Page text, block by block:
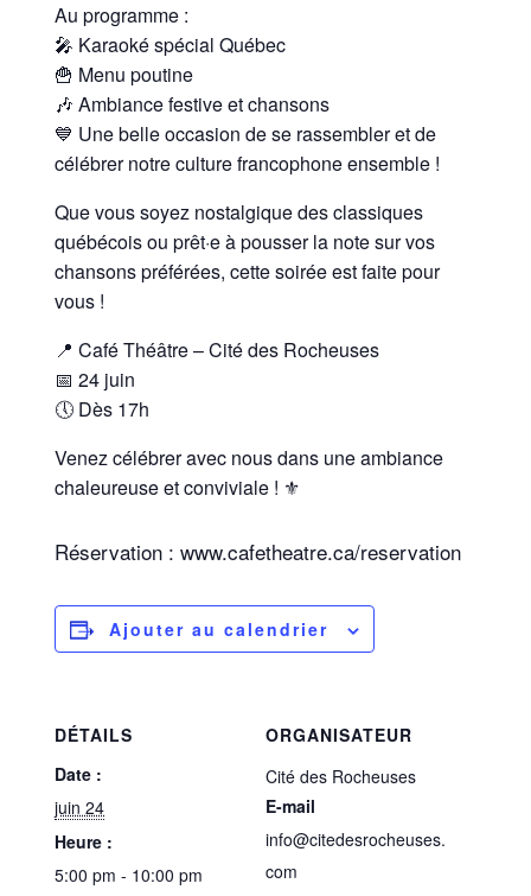
Au programme :
🎤 Karaoké spécial Québec
🍟 Menu poutine
🎶 Ambiance festive et chansons
💙 Une belle occasion de se rassembler et de
célébrer notre culture francophone ensemble !
Que vous soyez nostalgique des classiques
québécois ou prêt·e à pousser la note sur vos
chansons préférées, cette soirée est faite pour
vous !
📍 Café Théâtre – Cité des Rocheuses
📅 24 juin
🕔 Dès 17h
Venez célébrer avec nous dans une ambiance
chaleureuse et conviviale ! ⚜️
Réservation : www.cafetheatre.ca/reservation
Ajouter au calendrier
DÉTAILS
Date :
juin 24
Heure :
5:00 pm - 10:00 pm
ORGANISATEUR
Cité des Rocheuses
E-mail
info@citedesrocheuses.
com